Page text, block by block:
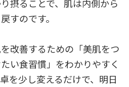
摂ることで、肌は内側から
すのです。
改善するための「美肌をつ
い食習慣」をわかりやすく
を少し変えるだけで、明日